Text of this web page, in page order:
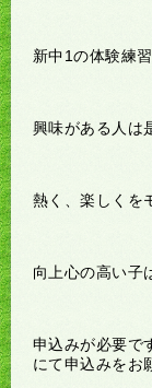
新中1の体験練
興味がある人は
熱く、楽しくを
向上心の高い子
申込みが必要で
にて申込みをお